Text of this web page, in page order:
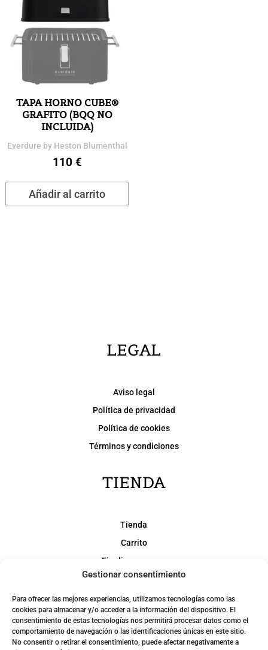
Gestionar consentimiento
Para ofrecer las mejores experiencias, utilizamos tecnologías como las
cookies para almacenar y/o acceder a la información del dispositivo. El
consentimiento de estas tecnologías nos permitirá procesar datos como el
comportamiento de navegación o las identificaciones únicas en este sitio.
No consentir o retirar el consentimiento, puede afectar negativamente a
TAPA HORNO CUBE®
GRAFITO (BQQ NO
INCLUIDA)
Everdure by Heston Blumenthal
110 €
Añadir al carrito
LEGAL
Aviso legal
Política de privacidad
Política de cookies
Términos y condiciones
TIENDA
Tienda
Carrito
Finalizar compra
Mi cuenta
SOCIAL